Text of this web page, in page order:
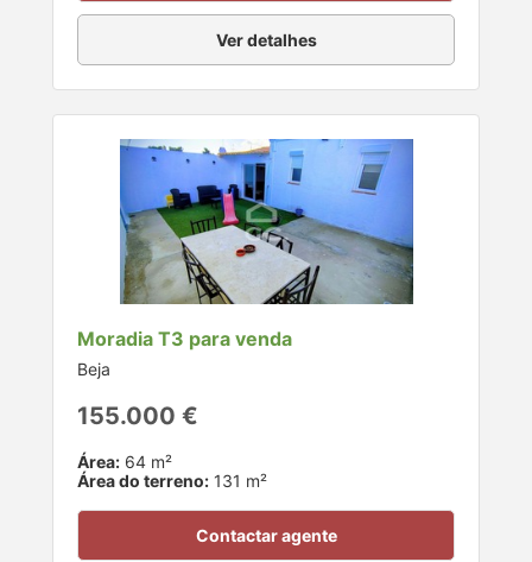
Ver detalhes
Moradia T3 para venda
Beja
155.000 €
Área: 64 m²
Área do terreno: 131 m²
Contactar agente